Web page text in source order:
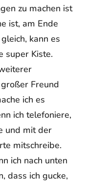
zu machen ist
ist, am Ende
kann es
super Kiste.
Freund
ich es
ich telefoniere,
und mit der
mitschreibe.
ich nach unten
dass ich gucke,